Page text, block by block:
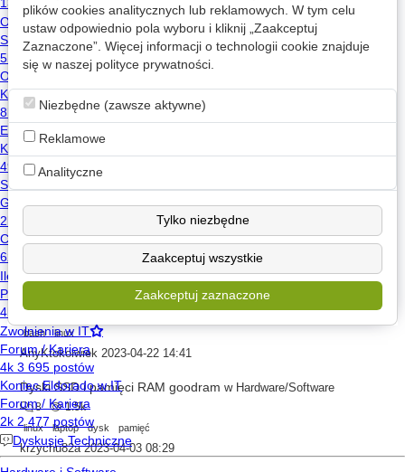
2
496
linux
c
ksh 2023-05-06 10:40
Bspwm na MxLinuxwHardware/Software
0
479
linux
PolskaGra
linux
java c#
2023-04-24 11:24
Jak sprawdzić czy proces jest uruchomiony?
5
1.1k
bash
linux
AnyKtokolwiek 2023-04-22 14:41
Dyski SSD i pamięci RAM goodram w Hardware/Software
8
1.5k
linux
laptop dysk pamięć
krzychu82a 2023-04-03 08:29
plików cookies analitycznych lub reklamowych. W tym celu
ustaw odpowiednio pola wyboru i kliknij „Zaakceptuj
Zaznaczone”. Więcej informacji o technologii cookie znajduje
się w naszej polityce prywatności.
Niezbędne (zawsze aktywne)
Reklamowe
Analityczne
Tylko niezbędne
Zaakceptuj wszystkie
Zaakceptuj zaznaczone